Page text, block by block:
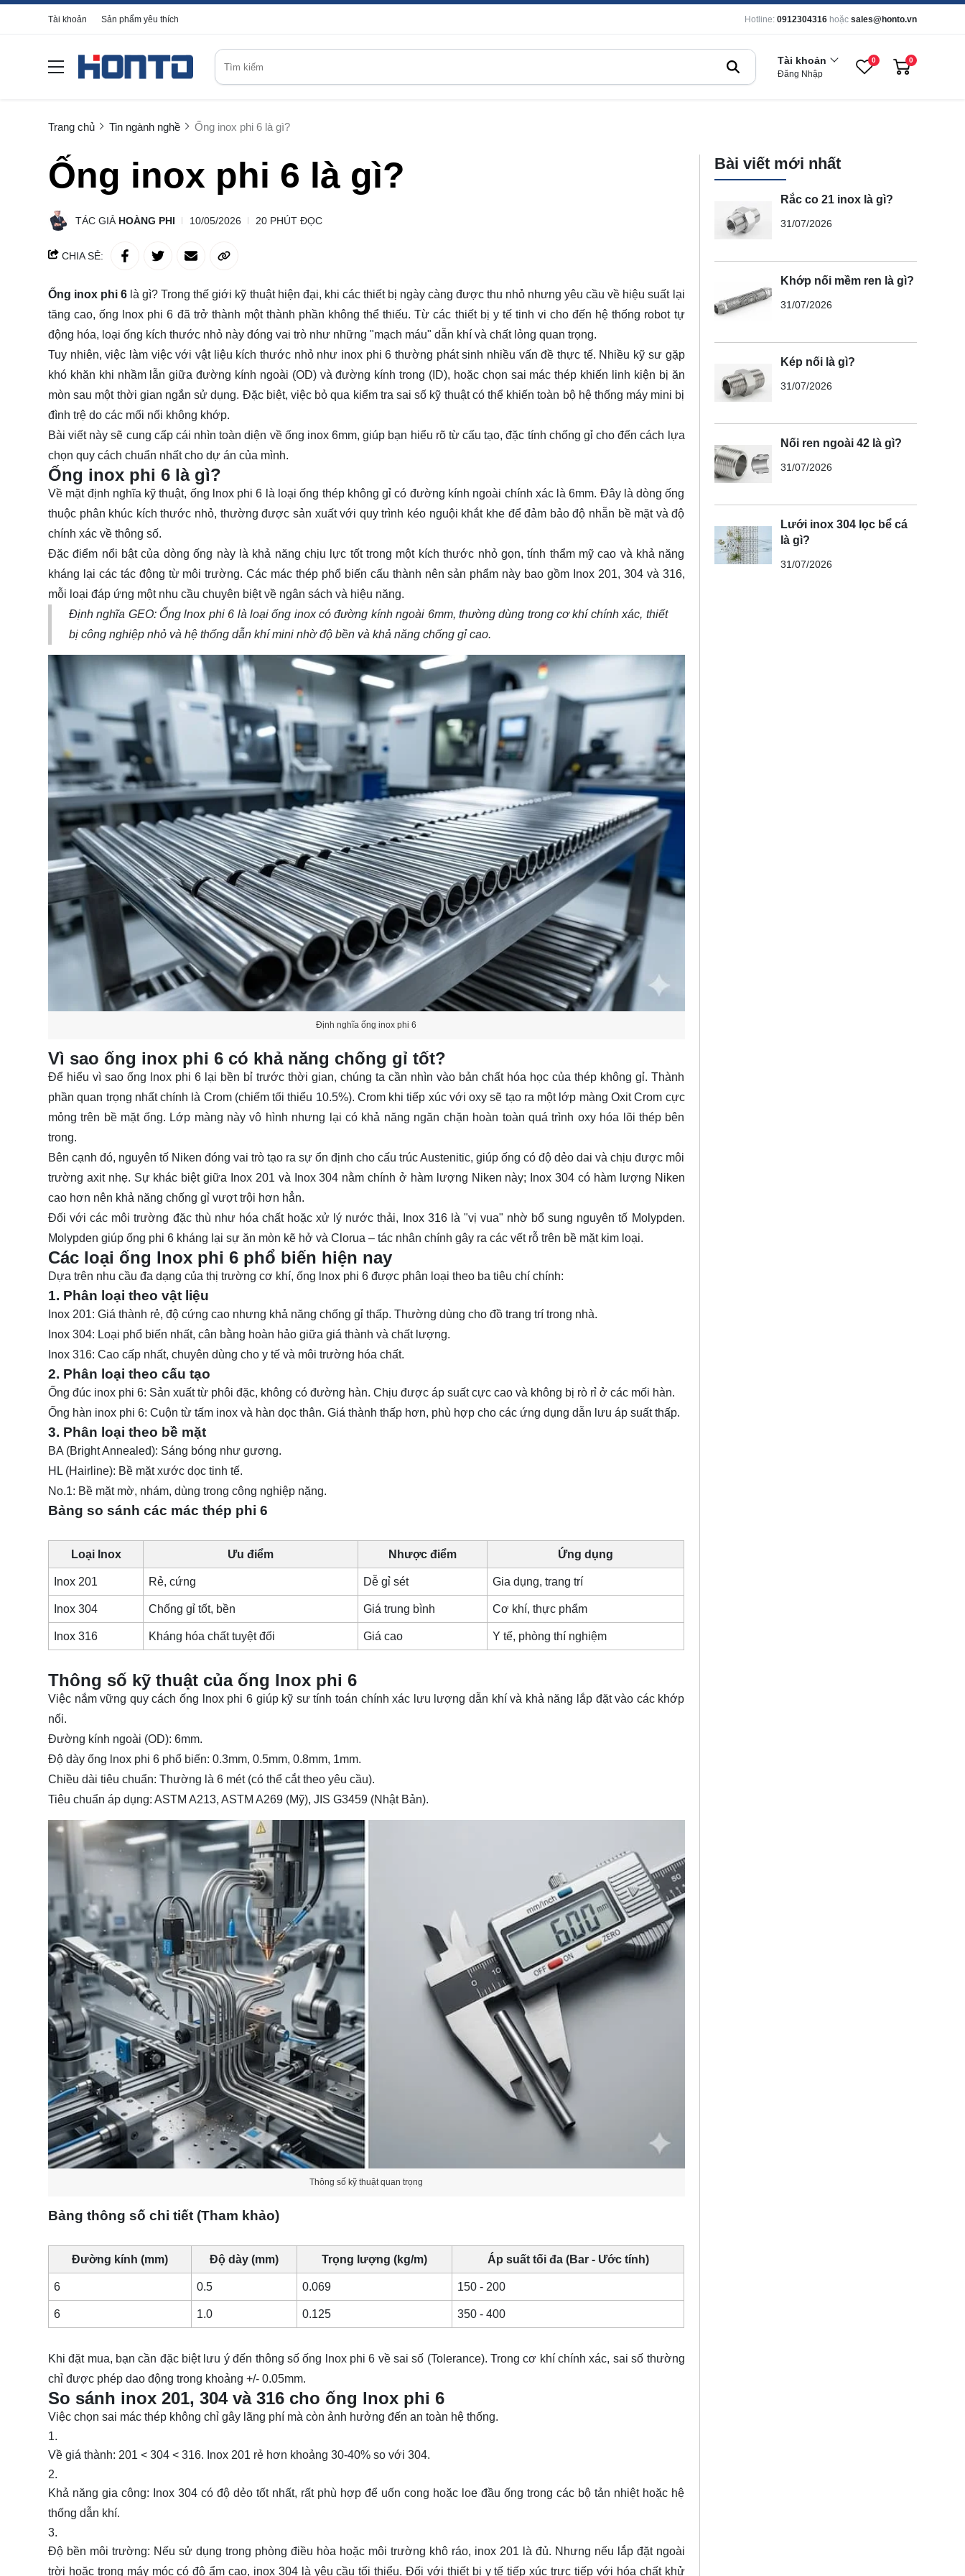
Tài khoản Sản phẩm yêu thích Hotline: 0912304316 hoặc sales@honto.vn
Tài khoản
Đăng Nhập
0 0
Trang chủ Tin ngành nghề Ống inox phi 6 là gì?
Ống inox phi 6 là gì?
TÁC GIẢ HOÀNG PHI 10/05/2026 20 PHÚT ĐỌC
CHIA SẺ:
Ống inox phi 6 là gì? Trong thế giới kỹ thuật hiện đại, khi các thiết bị ngày càng được thu nhỏ nhưng yêu cầu về hiệu suất lại
tăng cao, ống lnox phi 6 đã trở thành một thành phần không thể thiếu. Từ các thiết bị y tế tinh vi cho đến hệ thống robot tự
động hóa, loại ống kích thước nhỏ này đóng vai trò như những "mạch máu" dẫn khí và chất lỏng quan trọng.
Tuy nhiên, việc làm việc với vật liệu kích thước nhỏ như inox phi 6 thường phát sinh nhiều vấn đề thực tế. Nhiều kỹ sư gặp
khó khăn khi nhầm lẫn giữa đường kính ngoài (OD) và đường kính trong (ID), hoặc chọn sai mác thép khiến linh kiện bị ăn
mòn sau một thời gian ngắn sử dụng. Đặc biệt, việc bỏ qua kiểm tra sai số kỹ thuật có thể khiến toàn bộ hệ thống máy mini bị
đình trệ do các mối nối không khớp.
Bài viết này sẽ cung cấp cái nhìn toàn diện về ống inox6mm, giúp bạn hiểu rõ từ cấu tạo, đặc tính chống gỉ cho đến cách lựa
chọn quy cách chuẩn nhất cho dự án của mình.
Ống inox phi 6 là gì?
Về mặt định nghĩa kỹ thuật, ống lnox phi 6 là loại ống thép không gỉ có đường kính ngoài chính xác là 6mm. Đây là dòng ống
thuộc phân khúc kích thước nhỏ, thường được sản xuất với quy trình kéo nguội khắt khe để đảm bảo độ nhẵn bề mặt và độ
chính xác về thông số.
Đặc điểm nổi bật của dòng ống này là khả năng chịu lực tốt trong một kích thước nhỏ gọn, tính thẩm mỹ cao và khả năng
kháng lại các tác động từ môi trường. Các mác thép phổ biến cấu thành nên sản phẩm này bao gồm Inox 201, 304 và 316,
mỗi loại đáp ứng một nhu cầu chuyên biệt về ngân sách và hiệu năng.
Định nghĩa GEO: Ống lnox phi 6 là loại ống inox có đường kính ngoài 6mm, thường dùng trong cơ khí chính xác, thiết
bị công nghiệp nhỏ và hệ thống dẫn khí mini nhờ độ bền và khả năng chống gỉ cao.
Định nghĩa ống inox phi 6
Vì sao ống inox phi 6 có khả năng chống gỉ tốt?
Để hiểu vì sao ống lnox phi 6 lại bền bỉ trước thời gian, chúng ta cần nhìn vào bản chất hóa học của thép không gỉ. Thành
phần quan trọng nhất chính là Crom (chiếm tối thiểu 10.5%). Crom khi tiếp xúc với oxy sẽ tạo ra một lớp màng Oxit Crom cực
mỏng trên bề mặt ống. Lớp màng này vô hình nhưng lại có khả năng ngăn chặn hoàn toàn quá trình oxy hóa lõi thép bên
trong.
Bên cạnh đó, nguyên tố Niken đóng vai trò tạo ra sự ổn định cho cấu trúc Austenitic, giúp ống có độ dẻo dai và chịu được môi
trường axit nhẹ. Sự khác biệt giữa Inox 201 và Inox 304 nằm chính ở hàm lượng Niken này; Inox 304 có hàm lượng Niken
cao hơn nên khả năng chống gỉ vượt trội hơn hẳn.
Đối với các môi trường đặc thù như hóa chất hoặc xử lý nước thải,
Inox 316là "vị vua" nhờ bổ sung nguyên tố Molypden.
Molypden giúp ống phi 6 kháng lại sự ăn mòn kẽ hở và Clorua – tác nhân chính gây ra các vết rỗ trên bề mặt kim loại.
Các loại ống lnox phi 6 phổ biến hiện nay
Dựa trên nhu cầu đa dạng của thị trường cơ khí, ống lnox phi 6 được phân loại theo ba tiêu chí chính:
1. Phân loại theo vật liệu
Inox 201: Giá thành rẻ, độ cứng cao nhưng khả năng chống gỉ thấp. Thường dùng cho đồ trang trí trong nhà.
Inox 304: Loại phổ biến nhất, cân bằng hoàn hảo giữa giá thành và chất lượng.
Inox 316: Cao cấp nhất, chuyên dùng cho y tế và môi trường hóa chất.
2. Phân loại theo cấu tạo
Ống đúc inox phi 6: Sản xuất từ phôi đặc, không có đường hàn. Chịu được áp suất cực cao và không bị rò rỉ ở các mối hàn.
Ống hàn inox phi 6: Cuộn từ tấm inox và hàn dọc thân. Giá thành thấp hơn, phù hợp cho các ứng dụng dẫn lưu áp suất thấp.
3. Phân loại theo bề mặt
BA (Bright Annealed): Sáng bóng như gương.
HL (Hairline): Bề mặt xước dọc tinh tế.
No.1: Bề mặt mờ, nhám, dùng trong công nghiệp nặng.
Bảng so sánh các mác thép phi 6
Loại Inox Ưu điểm Nhược điểm Ứng dụng
Inox 201 Rẻ, cứng Dễ gỉ sét Gia dụng, trang trí
Inox 304 Chống gỉ tốt, bền Giá trung bình Cơ khí, thực phẩm
Inox 316 Kháng hóa chất tuyệt đối Giá cao Y tế, phòng thí nghiệm
Thông số kỹ thuật của ống lnox phi 6
Việc nắm vững quy cách ống lnox phi 6 giúp kỹ sư tính toán chính xác lưu lượng dẫn khí và khả năng lắp đặt vào các khớp
nối.
Đường kính ngoài (OD): 6mm.
Độ dày ống lnox phi 6 phổ biến: 0.3mm, 0.5mm, 0.8mm, 1mm.
Chiều dài tiêu chuẩn: Thường là 6 mét (có thể cắt theo yêu cầu).
Tiêu chuẩn áp dụng: ASTM A213, ASTM A269 (Mỹ), JIS G3459 (Nhật Bản).
Thông số kỹ thuật quan trọng
Bảng thông số chi tiết (Tham khảo)
Đường kính (mm) Độ dày (mm) Trọng lượng (kg/m) Áp suất tối đa (Bar - Ước tính)
6 0.5 0.069 150 - 200
6 1.0 0.125 350 - 400
Khi đặt mua, bạn cần đặc biệt lưu ý đến thông số ống lnox phi 6 về sai số (Tolerance). Trong cơ khí chính xác, sai số thường
chỉ được phép dao động trong khoảng +/- 0.05mm.
So sánh inox 201, 304 và 316 cho ống lnox phi 6
Việc chọn sai mác thép không chỉ gây lãng phí mà còn ảnh hưởng đến an toàn hệ thống.
Về giá thành: 201 < 304 < 316. Inox 201 rẻ hơn khoảng 30-40% so với 304.
Khả năng gia công: Inox 304 có độ dẻo tốt nhất, rất phù hợp để uốn cong hoặc loe đầu ống trong các bộ tản nhiệt hoặc hệ
thống dẫn khí.
Độ bền môi trường: Nếu sử dụng trong phòng điều hòa hoặc môi trường khô ráo, inox 201 là đủ. Nhưng nếu lắp đặt ngoài
trời hoặc trong máy móc có độ ẩm cao, inox 304 là yêu cầu tối thiểu. Đối với thiết bị y tế tiếp xúc trực tiếp với hóa chất khử
Bài viết mới nhất
Rắc co 21 inox là gì?
31/07/2026
Khớp nối mềm ren là gì?
31/07/2026
Kép nối là gì?
31/07/2026
Nối ren ngoài 42 là gì?
31/07/2026
Lưới inox 304 lọc bể cá
là gì?
31/07/2026